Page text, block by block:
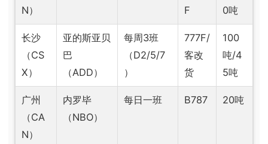
N）
F
0吨
长沙
（CS
X）
亚的斯亚贝
巴
（ADD）
每周3班
（D2/5/7
）
777F/
客改
货
100
吨/4
5吨
广州
（CA
N）
内罗毕
（NBO）
每日一班 B787 20吨